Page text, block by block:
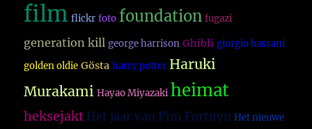
film flickr foto foundation fugazi
generation kill george harrison Ghibli giorgio bassani
golden oldie Gösta harry potter Haruki
Murakami Hayao Miyazaki heimat
heksejakt Het jaar van Pim Fortuyn Het nieuwe